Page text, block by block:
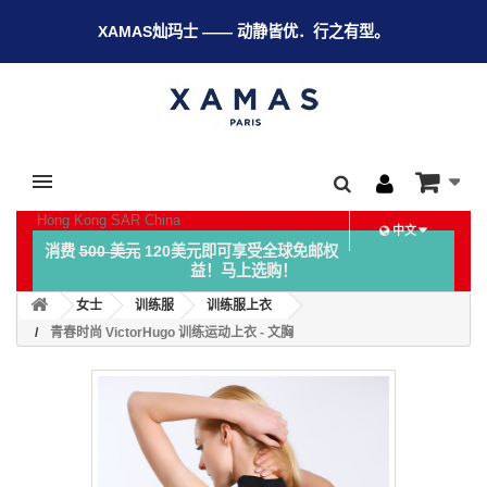
XAMAS灿玛士 —— 动静皆优．行之有型。
Hong Kong SAR China
中文
消费500 美元120美元即可享受全球免邮权
益！马上选购！
女士 训练服
训练服上衣
青春时尚 VictorHugo 训练运动上衣 - 文胸